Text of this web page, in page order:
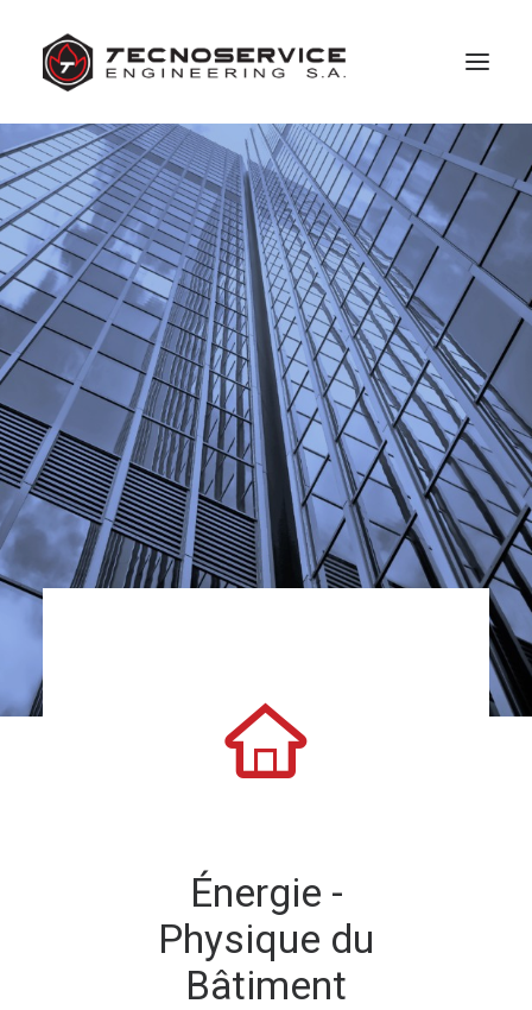
ACTIVITÉS
RÉALISATIONS
EMPLOI
ACTUALITÉS
A PROPOS
CONTACT
RECHERCHE
Énergie -
Physique du
Bâtiment